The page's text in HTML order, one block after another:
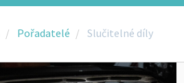
Pořadatelé Slučitelné díly